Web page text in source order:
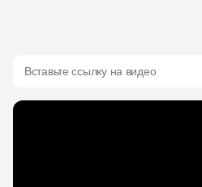
Вставьте ссылку на видео